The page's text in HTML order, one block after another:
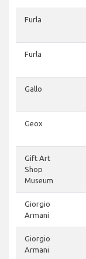
Furla
Furla
Gallo
Geox
Gift Art
Shop
Museum
Giorgio
Armani
Giorgio
Armani